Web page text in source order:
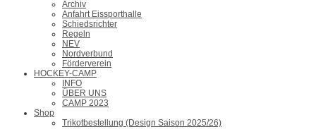
Archiv
Anfahrt Eissporthalle
Schiedsrichter
Regeln
NEV
Nordverbund
Förderverein
HOCKEY-CAMP
INFO
ÜBER UNS
CAMP 2023
Shop
Trikotbestellung (Design Saison 2025/26)